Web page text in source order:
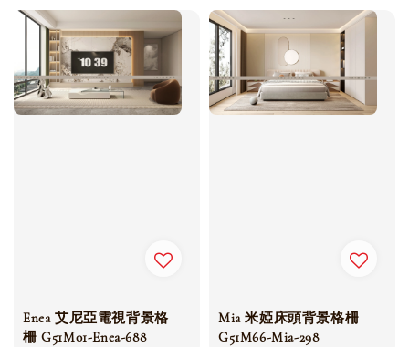
Enea 艾尼亞電視背景格
柵 G51M01-Enea-688
Mia 米婭床頭背景格柵
G51M66-Mia-298